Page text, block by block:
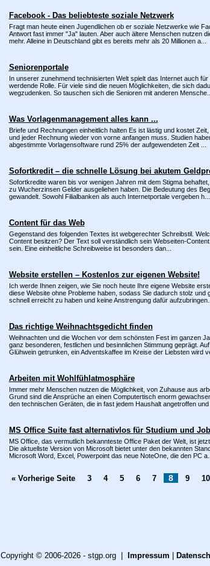
Facebook - Das beliebteste soziale Netzwerk
Fragt man heute einen Jugendlichen ob er soziale Netzwerke wie
Antwort fast immer "Ja" lauten. Aber auch ältere Menschen nutzen
mehr. Alleine in Deutschland gibt es bereits mehr als 20 Millionen a...
Seniorenportale
In unserer zunehmend technisierten Welt spielt das Internet auch
werdende Rolle. Für viele sind die neuen Möglichkeiten, die sich
wegzudenken. So tauschen sich die Senioren mit anderen Mensche...
Was Vorlagenmanagement alles kann ...
Briefe und Rechnungen einheitlich halten Es ist lästig und kostet
und jeder Rechnung wieder von vorne anfangen muss. Studien
abgestimmte Vorlagensoftware rund 25% der aufgewendeten Zeit ...
Sofortkredit – die schnelle Lösung bei akutem
Sofortkredite waren bis vor wenigen Jahren mit dem Stigma
zu Wucherzinsen Gelder ausgeliehen haben. Die Bedeutung des
gewandelt. Sowohl Filialbanken als auch Internetportale vergeben h...
Content für das Web
Gegenstand des folgenden Textes ist webgerechter Schreibstil.
Content besitzen? Der Text soll verständlich sein Webseiten-
sein. Eine einheitliche Schreibweise ist besonders dan...
Website erstellen – Kostenlos zur eigenen Website!
Ich werde Ihnen zeigen, wie Sie noch heute Ihre eigene Website
diese Website ohne Probleme haben, sodass Sie dadurch stolz und
schnell erreicht zu haben und keine Anstrengung dafür aufzubringen...
Das richtige Weihnachtsgedicht finden
Weihnachten und die Wochen vor dem schönsten Fest im ganzen
ganz besonderen, festlichen und besinnlichen Stimmung geprägt.
Glühwein getrunken, ein Adventskaffee im Kreise der Liebsten wird
Arbeiten mit Wohlfühlatmosphäre
Immer mehr Menschen nutzen die Möglichkeit, von Zuhause aus
Grund sind die Ansprüche an einen Computertisch enorm
den technischen Geräten, die in fast jedem Haushalt angetroffen und
MS Office Suite fast alternativlos für Studium und Job
MS Office, das vermutlich bekannteste Office Paket der Welt, ist
Die aktuellste Version von Microsoft bietet unter den bekannten
Microsoft Word, Excel, Powerpoint das neue NoteOne, die den PC a...
« Vorherige Seite 3 4 5 6 7 8 9 10
Copyright © 2006-2026 - stgp.org | Impressum